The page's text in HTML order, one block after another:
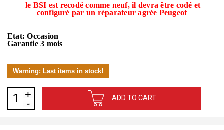
le BSI est recodé comme neuf, il devra être codé et
configuré par un réparateur agrée Peugeot
Etat: Occasion
Garantie 3 mois
Warning: Last items in stock!
ADD TO CART